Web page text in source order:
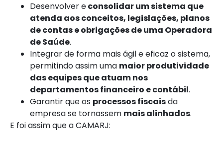
Desenvolver econsolidar um sistema que
atenda aos conceitos, legislações, planos
de contas e obrigações de uma Operadora
de Saúde.
Integrar de forma mais ágil e eficaz o sistema,
permitindo assim uma maior produtividade
das equipes que atuam nos
departamentos financeiro e contábil.
Garantir que os processos fiscaisda
empresa se tornassem mais alinhados.
E foi assim que a CAMARJ: